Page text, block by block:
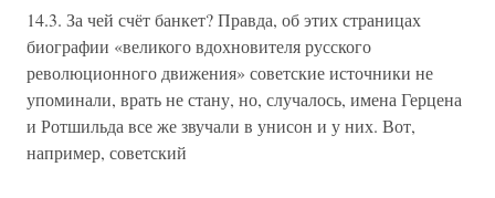
14.3. За чей счёт банкет? Правда, об этих страницах
биографии «великого вдохновителя русского
революционного движения» советские источники не
упоминали, врать не стану, но, случалось, имена Герцена
и Ротшильда все же звучали в унисон и у них. Вот,
например, советский